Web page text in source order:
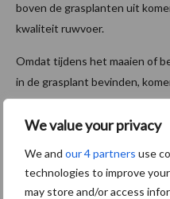
We value your privacy
We and our 4 partners use
technologies to improve
may store and/or access
boven de grasplanten uit
kwaliteit ruwvoer.
Omdat tijdens het maaien of
in de grasplant bevinden,
meer terug. Hierdoor heb je
bloeistengels meer en ben je
De GreenSpirit-mengsels
Persistentzijn voorzien van